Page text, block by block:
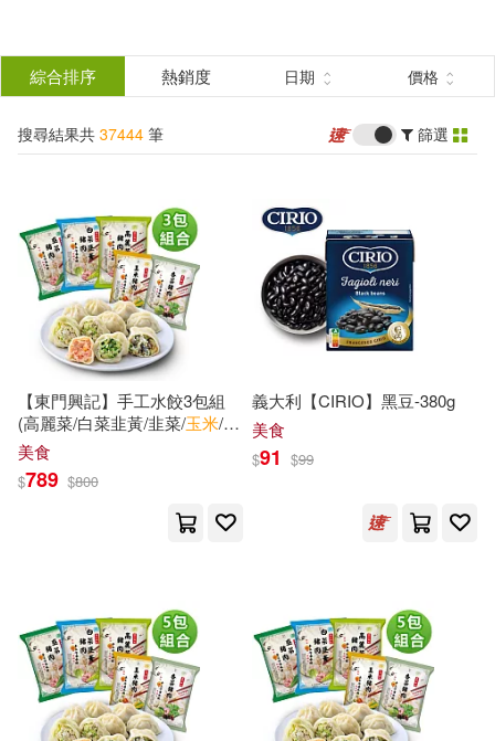
結
分類 (單選)
所有商品(37444)
圖書(10218) 影音(1496)
雜誌(583) 美妝(272)
服飾(1434) 家居生活(2400)
美食(1848) 3C(4298)
家電(827)
無印良品(262) 星巴克(11)
日用清潔(227)
展開
作者 (可複選)
根華編輯部(91) 風弄(71)
未華童書(65)
美國迪士尼公司(56) 幾米(53)
（比）傑夫·尼斯(42)
出版社 (可複選)
科學出版社(337)
綜合排序 熱銷度 日期 價格
搜尋結果共 37444 筆 篩選
【東門興記】手工水餃3包組
(高麗菜/白菜韭黃/韭菜/玉米/香
菜) 韭菜*1+
美食
$789 $800
義大利【CIRIO】黑豆-380g
美食
$91 $99